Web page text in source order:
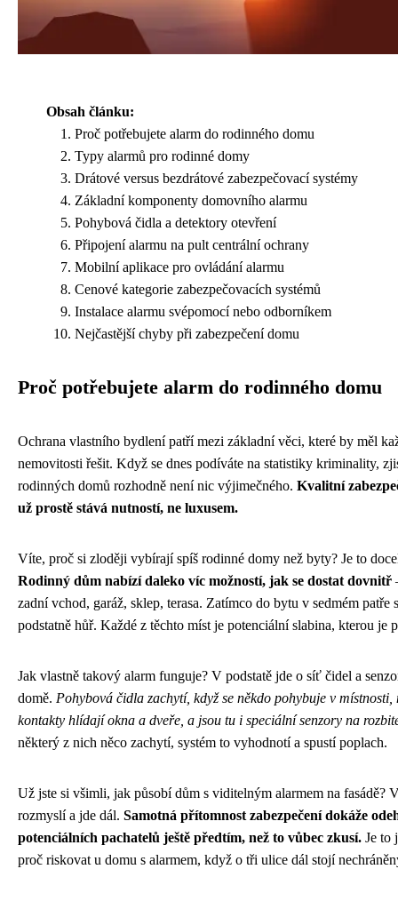
Obsah článku:
Proč potřebujete alarm do rodinného domu
Typy alarmů pro rodinné domy
Drátové versus bezdrátové zabezpečovací systémy
Základní komponenty domovního alarmu
Pohybová čidla a detektory otevření
Připojení alarmu na pult centrální ochrany
Mobilní aplikace pro ovládání alarmu
Cenové kategorie zabezpečovacích systémů
Instalace alarmu svépomocí nebo odborníkem
Nejčastější chyby při zabezpečení domu
Proč potřebujete alarm do rodinného domu
Ochrana vlastního bydlení patří mezi základní věci, které by měl
nemovitosti řešit. Když se dnes podíváte na statistiky kriminality,
rodinných domů rozhodně není nic výjimečného. Kvalitní
už prostě stává nutností, ne luxusem.
Víte, proč si zloději vybírají spíš rodinné domy než byty? Je to
Rodinný dům nabízí daleko víc možností, jak se dostat dovnitř
zadní vchod, garáž, sklep, terasa. Zatímco do bytu v sedmém patře
podstatně hůř. Každé z těchto míst je potenciální slabina, kterou je
Jak vlastně takový alarm funguje? V podstatě jde o síť čidel a
domě. Pohybová čidla zachytí, když se někdo pohybuje v místnosti,
kontakty hlídají okna a dveře, a jsou tu i speciální senzory na
některý z nich něco zachytí, systém to vyhodnotí a spustí poplach.
Už jste si všimli, jak působí dům s viditelným alarmem na fasádě?
rozmyslí a jde dál. Samotná přítomnost zabezpečení dokáže
potenciálních pachatelů ještě předtím, než to vůbec zkusí. Je to
proč riskovat u domu s alarmem, když o tři ulice dál stojí